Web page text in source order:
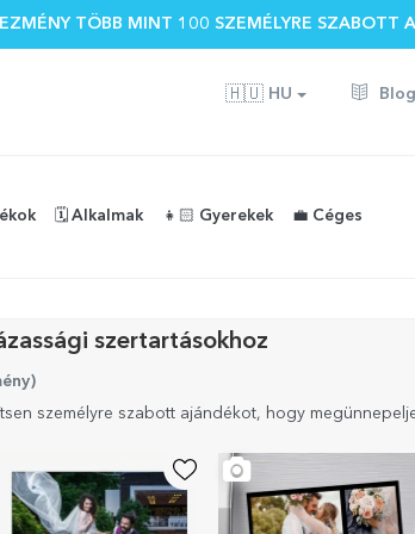
TÖBB MINT 100 SZEMÉLYRE SZABOTT
🇭🇺 HU Blog
🗓️ Alkalmak 👧🏻 Gyerekek 💼 Céges
szertartásokhoz
)
személyre szabott ajándékot, hogy